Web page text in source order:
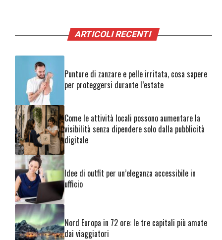
ARTICOLI RECENTI
Punture di zanzare e pelle irritata, cosa sapere
per proteggersi durante l’estate
Come le attività locali possono aumentare la
visibilità senza dipendere solo dalla pubblicità
digitale
Idee di outfit per un’eleganza accessibile in
ufficio
Nord Europa in 72 ore: le tre capitali più amate
dai viaggiatori